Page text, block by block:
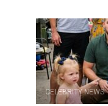
CELEBRITY NEWS